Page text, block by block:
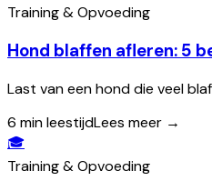
Training & Opvoeding
Hond blaffen afleren: 5
Last van een hond die veel
6 min leestijdLees meer →
🎓
Training & Opvoeding